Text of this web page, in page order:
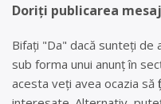
Doriți publicarea
Bifați "Da" dacă sunteți de
sub forma unui anunț în
acesta veți avea ocazia să